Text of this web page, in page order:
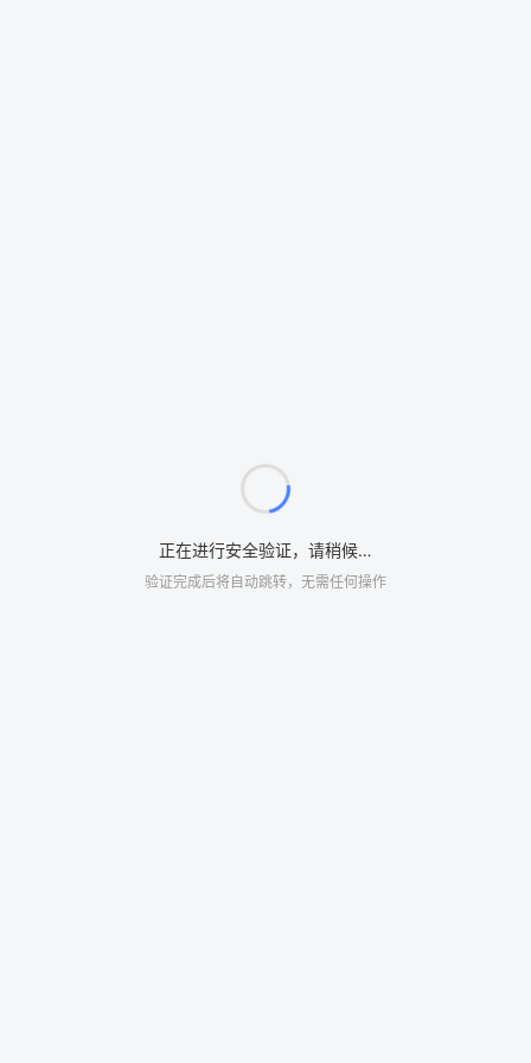
正在进行安全验证，请稍候…
验证完成后将自动跳转，无需任何操作